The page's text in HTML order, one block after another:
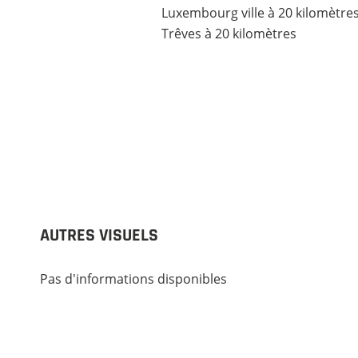
Luxembourg ville à 20
Trêves à 20 kilomètres
AUTRES VISUELS
Pas d'informations disponibles